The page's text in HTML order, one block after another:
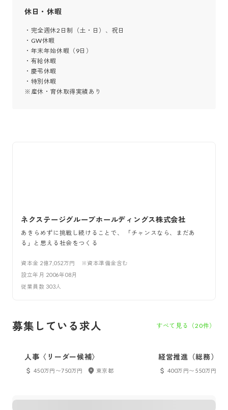
休日・休暇
・完全週休2日制（土・日）、祝日
・GW休暇
・年末年始休暇（9日）
・有給休暇
・慶弔休暇
・特別休暇
※産休・育休取得実績あり
ネクステージグループホールディングス株式会社
あきらめずに挑戦し続けることで、 「チャンスなら、まだあ
る」と思える社会をつくる
資本金 2億7,052万円 ※資本準備金含む
設立年月 2006年08月
従業員数 303人
募集している求人 すべて見る（20件）
人事〈リーダー候補〉
450万円〜750万円 東京都
経営推進（総務）
400万円〜550万円